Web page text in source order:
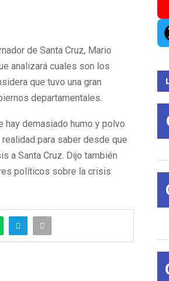
de Santa Cruz, Mario
analizará cuales son los
que tuvo una gran
departamentales.
hay demasiado humo y polvo
para saber desde que
a Santa Cruz. Dijo también
políticos sobre la crisis